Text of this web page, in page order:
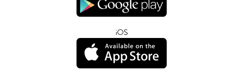
iOS